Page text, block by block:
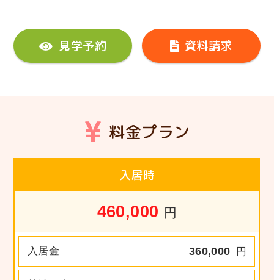
見学予約 資料請求
料金プラン
入居時
460,000 円
入居金 360,000 円